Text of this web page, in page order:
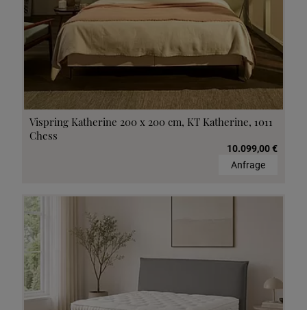
Vispring Katherine 200 x 200 cm, KT Katherine, 1011
Chess
10.099,00 €
Anfrage